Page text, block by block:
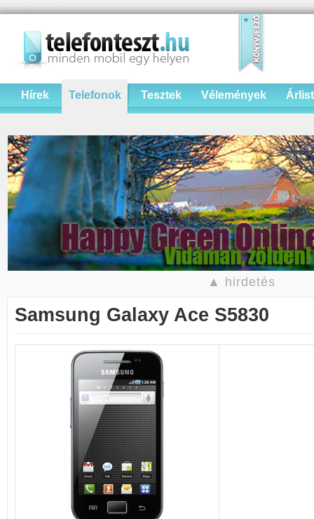
Hírek Telefonok Tesztek Vélemények
▲ hirdetés
Samsung Galaxy Ace S5830